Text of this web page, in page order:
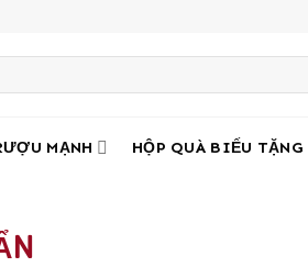
MẠNH HỘP QUÀ BIẾU TẶNG